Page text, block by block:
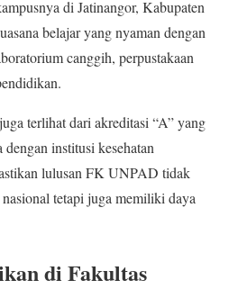
di Jatinangor, Kabupaten
belajar yang nyaman dengan
canggih, perpustakaan
terlihat dari akreditasi “A” yang
institusi kesehatan
lulusan FK UNPAD tidak
tetapi juga memiliki daya
di Fakultas